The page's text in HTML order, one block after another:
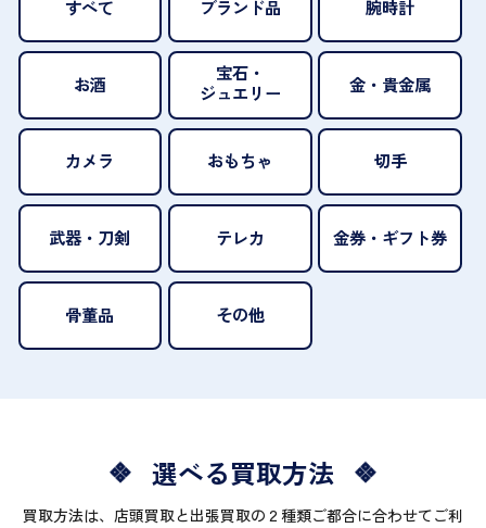
すべて ブランド品 腕時計
お酒
宝石・
ジュエリー
金・貴金属
カメラ おもちゃ 切手
武器・刀剣 テレカ 金券・ギフト券
骨董品 その他
選べる買取方法
買取方法は、店頭買取と出張買取の２種類ご都合に合わせてご利